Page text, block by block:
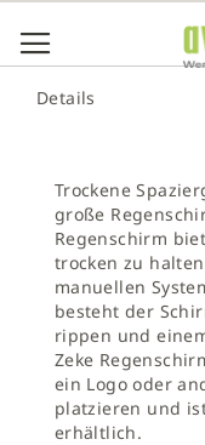
# DRÜCKEN SIE DIE
Details
Trockene
große
Regenschirm
trocken zu
manuellen
besteht der
rippen und
Zeke
ein Logo oder
platzieren und
erhältlich.